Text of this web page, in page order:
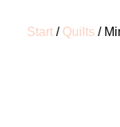
Start / Quilts /